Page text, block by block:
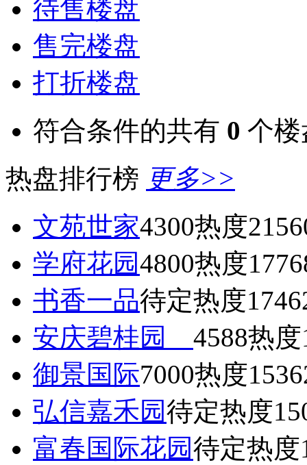
待售楼盘
售完楼盘
打折楼盘
符合条件的共有 0 个楼
热盘排行榜 更多>>
文苑世家4300热度
学府花园4800热度
书香一品待定热度
安庆碧桂园 4588热度
御景国际7000热度
弘信嘉禾园待定热度
富春国际花园待定热度